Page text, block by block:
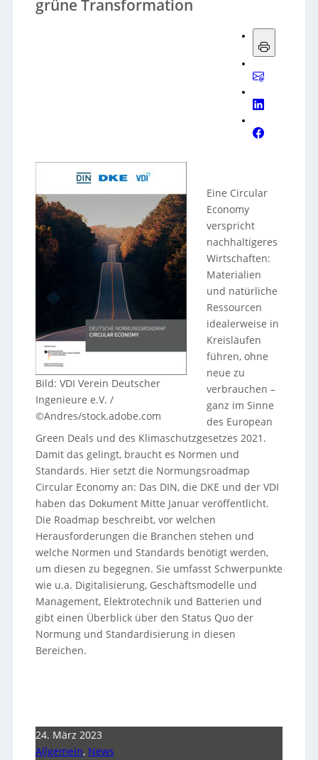
grüne Transformation
Bild: VDI Verein Deutscher
Ingenieure e.V. /
©Andres/stock.adobe.com
Eine Circular
Economy
verspricht
nachhaltigeres
Wirtschaften:
Materialien
und natürliche
Ressourcen
idealerweise in
Kreisläufen
führen, ohne
neue zu
verbrauchen –
ganz im Sinne
des European
Green Deals und des Klimaschutzgesetzes 2021.
Damit das gelingt, braucht es Normen und
Standards. Hier setzt die Normungsroadmap
Circular Economy an: Das DIN, die DKE und der VDI
haben das Dokument Mitte Januar veröffentlicht.
Die Roadmap beschreibt, vor welchen
Herausforderungen die Branchen stehen und
welche Normen und Standards benötigt werden,
um diesen zu begegnen. Sie umfasst Schwerpunkte
wie u.a. Digitalisierung, Geschäftsmodelle und
Management, Elektrotechnik und Batterien und
gibt einen Überblick über den Status Quo der
Normung und Standardisierung in diesen
Bereichen.
24. März 2023
Allgemein, News